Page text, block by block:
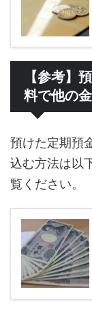
【参考】
料で他の
預けた定期預
込む方法は以
覧ください。